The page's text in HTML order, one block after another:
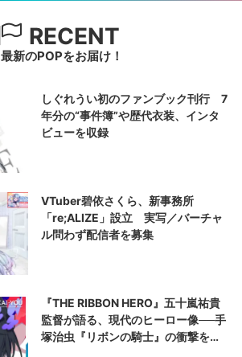
RECENT
最新のPOPをお届け！
しぐれうい初のファンブック刊行 7
年分の“事件簿”や歴代衣装、インタ
ビューを収録
VTuber碧依さくら、新事務所
「re;ALIZE」設立 実写／バーチャ
ル問わず配信者を募集
『THE RIBBON HERO』五十嵐祐貴
監督が語る、現代のヒーロー像──手
塚治虫『リボンの騎士』の衝撃を再